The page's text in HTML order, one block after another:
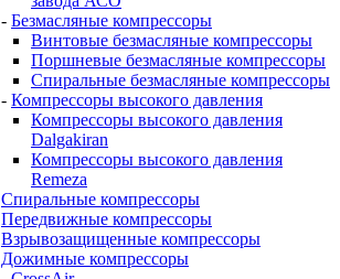
- Безмасляные компрессоры
Винтовые безмасляные компрессоры
Поршневые безмасляные компрессоры
Спиральные безмасляные компрессоры
- Компрессоры высокого давления
Компрессоры высокого давления
Dalgakiran
Компрессоры высокого давления
Remeza
Спиральные компрессоры
Передвижные компрессоры
Взрывозащищенные компрессоры
Дожимные компрессоры